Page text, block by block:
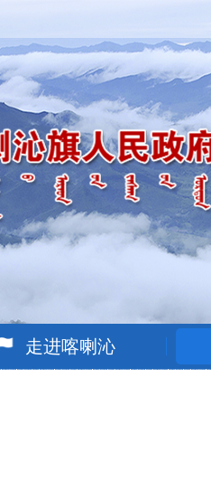
走进喀喇沁